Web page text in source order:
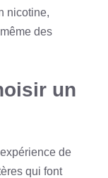
nicotine,
des
un
de
qui font